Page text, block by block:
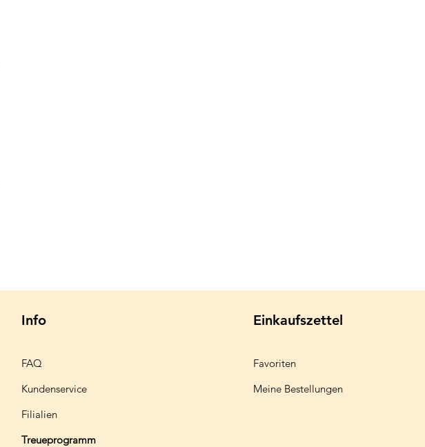
Info
FAQ
Kundenservice
Filialien
Treueprogramm
Einkaufszettel
Favoriten
Meine Bestellungen